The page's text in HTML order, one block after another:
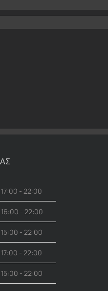
17:00 - 22:00
16:00 - 22:00
15:00 - 22:00
17:00 - 22:00
15:00 - 22:00